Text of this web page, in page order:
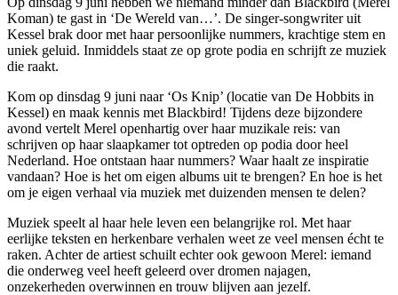
Koman) te gast in ‘De Wereld van…’. De singer-songwriter uit
Kessel brak door met haar persoonlijke nummers, krachtige stem en
uniek geluid. Inmiddels staat ze op grote podia en schrijft ze muziek
die raakt.
Kom op dinsdag 9 juni naar ‘Os Knip’ (locatie van De Hobbits in
Kessel) en maak kennis met Blackbird! Tijdens deze bijzondere
avond vertelt Merel openhartig over haar muzikale reis: van
schrijven op haar slaapkamer tot optreden op podia door heel
Nederland. Hoe ontstaan haar nummers? Waar haalt ze inspiratie
vandaan? Hoe is het om eigen albums uit te brengen? En hoe is het
om je eigen verhaal via muziek met duizenden mensen te delen?
Muziek speelt al haar hele leven een belangrijke rol. Met haar
eerlijke teksten en herkenbare verhalen weet ze veel mensen écht te
raken. Achter de artiest schuilt echter ook gewoon Merel: iemand
die onderweg veel heeft geleerd over dromen najagen,
onzekerheden overwinnen en trouw blijven aan jezelf.